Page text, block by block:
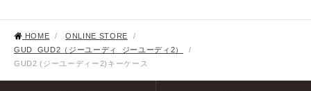
HOME / ONLINE STORE
/
GUD_GUD2（ジーユーディ_ジーユーディ2）
/
GUD2 (ジーユーディー2)キーケース